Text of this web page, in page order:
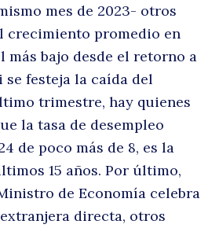
mes de 2023- otros
crecimiento promedio en
más bajo desde el retorno a
se festeja la caída del
trimestre, hay quienes
la tasa de desempleo
de poco más de 8, es la
15 años. Por último,
de Economía celebra
directa, otros